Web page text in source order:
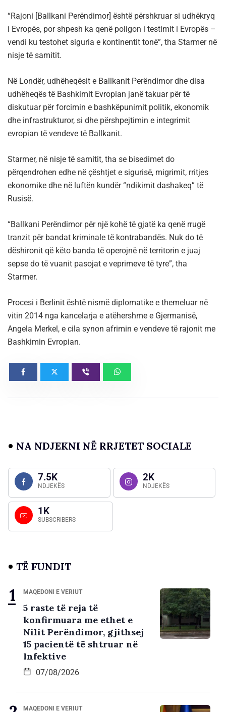
“Rajoni [Ballkani Perëndimor] është përshkruar si udhëkryq
i Evropës, por shpesh ka qenë poligon i testimit i Evropës –
vendi ku testohet siguria e kontinentit tonë”, tha Starmer në
nisje të samitit.
Në Londër, udhëheqësit e Ballkanit Perëndimor dhe disa
udhëheqës të Bashkimit Evropian janë takuar për të
diskutuar për forcimin e bashkëpunimit politik, ekonomik
dhe infrastrukturor, si dhe përshpejtimin e integrimit
evropian të vendeve të Ballkanit.
Starmer, në nisje të samitit, tha se bisedimet do
përqendrohen edhe në çështjet e sigurisë, migrimit, rritjes
ekonomike dhe në luftën kundër “ndikimit dashakeq” të
Rusisë.
“Ballkani Perëndimor për një kohë të gjatë ka qenë rrugë
tranzit për bandat kriminale të kontrabandës. Nuk do të
dëshironit që këto banda të operojnë në territorin e juaj
sepse do të vuanit pasojat e veprimeve të tyre”, tha
Starmer.
Procesi i Berlinit është nismë diplomatike e themeluar në
vitin 2014 nga kancelarja e atëhershme e Gjermanisë,
Angela Merkel, e cila synon afrimin e vendeve të rajonit me
Bashkimin Evropian.
NA NDJEKNI NË RRJETET SOCIALE
7.5K
NDJEKËS
2K
NDJEKËS
1K
SUBSCRIBERS
TË FUNDIT
MAQEDONI E VERIUT
5 raste të reja të
konfirmuara me ethet e
Nilit Perëndimor, gjithsej
15 pacientë të shtruar në
Infektive
07/08/2026
MAQEDONI E VERIUT